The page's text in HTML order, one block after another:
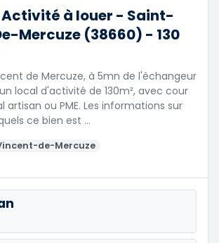
à louer - Saint-
Mercuze (38660) - 130
de Mercuze, à 5mn de l'échangeur
local d'activité de 130m², avec cour
artisan ou PME. Les informations sur
ce bien est …
de-Mercuze